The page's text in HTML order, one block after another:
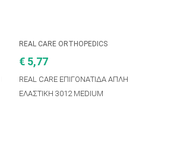
REAL CARE ORTHOPEDICS
€ 5,77
REAL CARE ΕΠΙΓΟΝΑΤΙΔΑ ΑΠΛΗ
ΕΛΑΣΤΙΚΗ 3012 MEDIUM